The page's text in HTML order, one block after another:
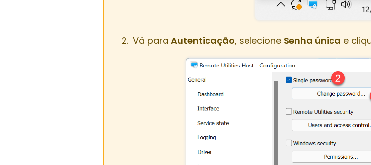
Vá para Autenticação, selecione Senha única e